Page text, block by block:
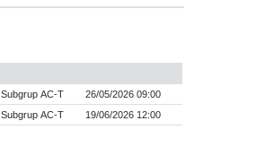
Subgrup AC-T
26/05/2026 09:00
Subgrup AC-T 19/06/2026 12:00